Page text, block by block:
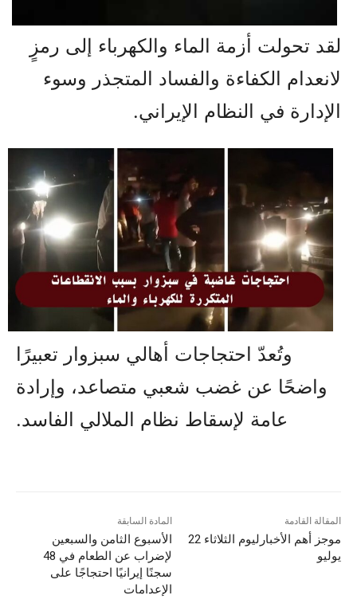
لقد تحولت أزمة الماء والكهرباء إلى رمزٍ
لانعدام الكفاءة والفساد المتجذر وسوء
الإدارة في النظام الإيراني.
وتُعدّ احتجاجات أهالي سبزوار تعبيرًا
واضحًا عن غضب شعبي متصاعد، وإرادة
عامة لإسقاط نظام الملالي الفاسد.
المادة السابقة
الأسبوع الثامن والسبعين
لإضراب عن الطعام في 48
سجنًا إيرانيًا احتجاجًا على
الإعدامات
المقالة القادمة
موجز أهم الأخبارلیوم الثلاثاء 22
يوليو